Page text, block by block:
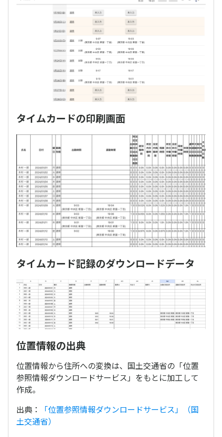
タイムカードの印刷画面
タイムカード記録のダウンロードデータ
位置情報の出典
位置情報から住所への変換は、国土交通省の「位置
参照情報ダウンロードサービス」をもとに加工して
作成。
出典：
「位置参照情報ダウンロードサービス」（国
土交通省）